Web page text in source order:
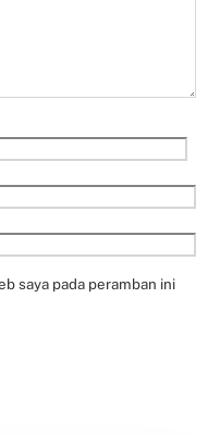
saya pada peramban ini